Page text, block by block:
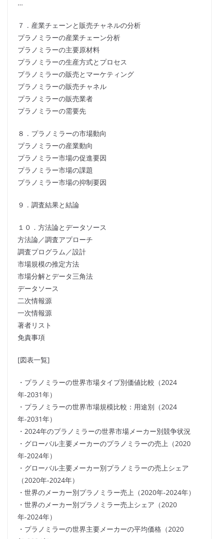
…
７．産業チェーンと販売チャネルの分析
プラノミラーの産業チェーン分析
プラノミラーの主要原材料
プラノミラーの生産方式とプロセス
プラノミラーの販売とマーケティング
プラノミラーの販売チャネル
プラノミラーの販売業者
プラノミラーの需要先
８．プラノミラーの市場動向
プラノミラーの産業動向
プラノミラー市場の促進要因
プラノミラー市場の課題
プラノミラー市場の抑制要因
９．調査結果と結論
１０．方法論とデータソース
方法論／調査アプローチ
調査プログラム／設計
市場規模の推定方法
市場分解とデータ三角法
データソース
二次情報源
一次情報源
著者リスト
免責事項
[図表一覧]
・プラノミラーの世界市場タイプ別価値比較（2024
年-2031年）
・プラノミラーの世界市場規模比較：用途別（2024
年-2031年）
・2024年のプラノミラーの世界市場メーカー別競争状況
・グローバル主要メーカーのプラノミラーの売上（2020
年-2024年）
・グローバル主要メーカー別プラノミラーの売上シェア
（2020年-2024年）
・世界のメーカー別プラノミラー売上（2020年-2024年）
・世界のメーカー別プラノミラー売上シェア（2020
年-2024年）
・プラノミラーの世界主要メーカーの平均価格（2020